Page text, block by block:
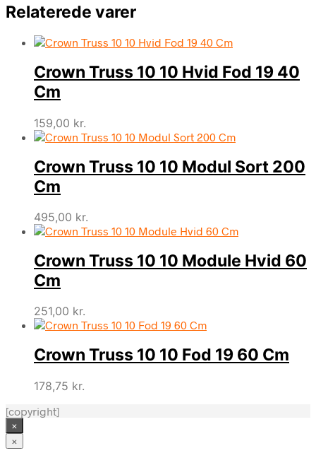
Relaterede varer
Crown Truss 10 10 Hvid Fod 19 40
Cm
159,00 kr.
Crown Truss 10 10 Modul Sort 200
Cm
495,00 kr.
Crown Truss 10 10 Module Hvid 60
Cm
251,00 kr.
Crown Truss 10 10 Fod 19 60 Cm
178,75 kr.
[copyright]
×
×